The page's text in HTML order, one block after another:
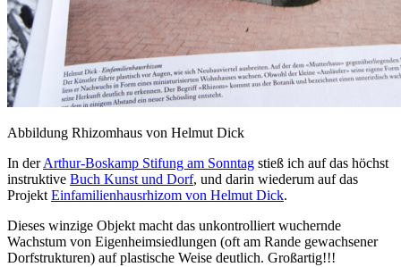
Abbildung Rhizomhaus von Helmut Dick
In derArthur-Boskamp Stifung am Sonntag stieß ich auf das höchst
instruktive Buch Kunst und Dorf, und darin wiederum auf das
Projekt Einfamilienhausrhizom von Helmut Dick.
Dieses winzige Objekt macht das unkontrolliert wuchernde
Wachstum von Eigenheimsiedlungen (oft am Rande gewachsener
Dorfstrukturen) auf plastische Weise deutlich. Großartig!!!